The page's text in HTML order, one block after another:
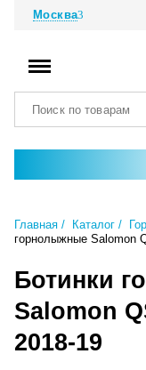
Москва
Главная Каталог
горнолыжные Salomon
Ботинки
Salomon
2018-19